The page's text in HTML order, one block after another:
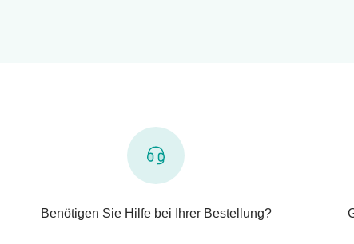
Benötigen Sie Hilfe bei Ihrer Bestellung?